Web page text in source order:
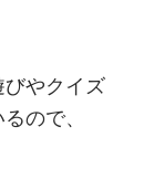
やクイズ
ので、